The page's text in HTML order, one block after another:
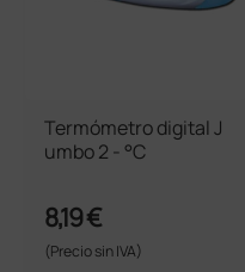
Termómetro digital J
umbo 2 - °C
8,19 €
(Precio sin IVA)